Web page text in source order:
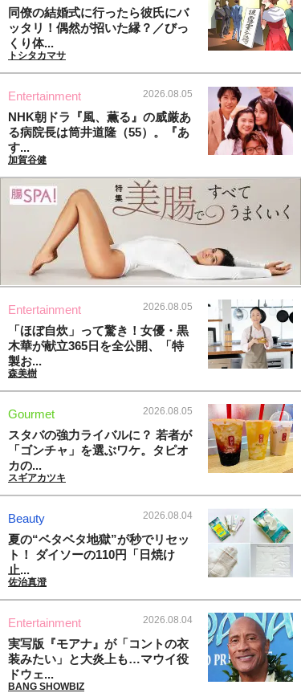
同僚の結婚式に行ったら彼氏にバ
ッタリ！偶然が招いた縁？／びっ
くり体...
トシタカマサ
Entertainment 2026.08.05
NHK朝ドラ『風、薫る』の威厳あ
る病院長は筒井道隆（55）。『あ
す...
加賀谷健
Entertainment 2026.08.05
「ほぼ自炊」って驚き！女優・黒
木華が献立365日を全公開、「特
製お...
森美樹
Gourmet 2026.08.05
スタバの強力ライバルに？ 若者が
「ゴンチャ」を選ぶワケ。タピオ
カの...
スギアカツキ
Beauty 2026.08.04
夏の“ベタベタ地獄”が秒でリセッ
ト！ ダイソーの110円「日焼け
止...
佐治真澄
Entertainment 2026.08.04
実写版『モアナ』が「コントの衣
装みたい」と大炎上も…マウイ役
ドウェ...
BANG SHOWBIZ